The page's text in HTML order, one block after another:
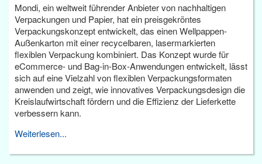
Mondi, ein weltweit führender Anbieter von nachhaltigen
Verpackungen und Papier, hat ein preisgekröntes
Verpackungskonzept entwickelt, das einen Wellpappen-
Außenkarton mit einer recycelbaren, lasermarkierten
flexiblen Verpackung kombiniert. Das Konzept wurde für
eCommerce- und Bag-in-Box-Anwendungen entwickelt, lässt
sich auf eine Vielzahl von flexiblen Verpackungsformaten
anwenden und zeigt, wie innovatives Verpackungsdesign die
Kreislaufwirtschaft fördern und die Effizienz der Lieferkette
verbessern kann.
Weiterlesen...